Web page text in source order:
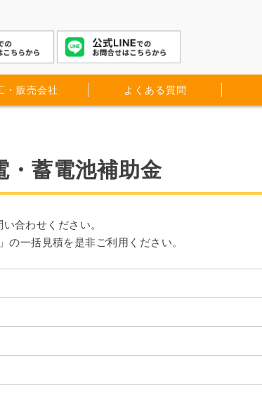
・販売会社 よくある質問
・蓄電池補助金
合わせください。
一括見積を是非ご利用ください。